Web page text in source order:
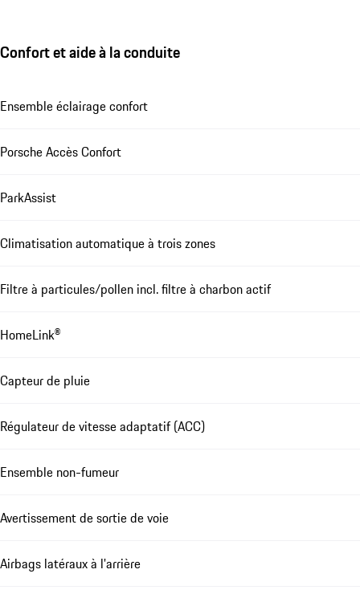
Confort et aide à la conduite
Ensemble éclairage confort
Porsche Accès Confort
ParkAssist
Climatisation automatique à trois zones
Filtre à particules/pollen incl. filtre à charbon actif
HomeLink®
Capteur de pluie
Régulateur de vitesse adaptatif (ACC)
Ensemble non-fumeur
Avertissement de sortie de voie
Airbags latéraux à l'arrière